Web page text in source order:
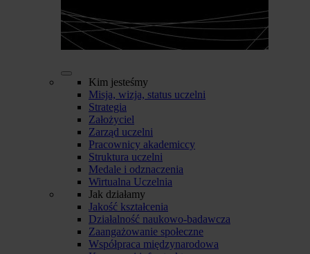
Kim jesteśmy
Misja, wizja, status uczelni
Strategia
Założyciel
Zarząd uczelni
Pracownicy akademiccy
Struktura uczelni
Medale i odznaczenia
Wirtualna Uczelnia
Jak działamy
Jakość kształcenia
Działalność naukowo-badawcza
Zaangażowanie społeczne
Współpraca międzynarodowa